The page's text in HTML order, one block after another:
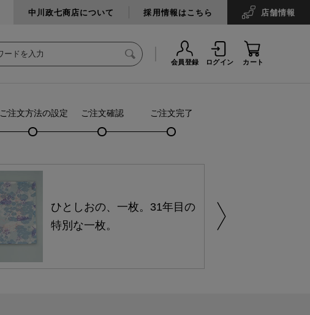
中川政七商店について 採用情報はこちら 店舗情報
会員登録 ログイン カート
ご注文方法の設定 ご注文確認 ご注文完了
ひとしおの、一枚。31年目の
特別な一枚。